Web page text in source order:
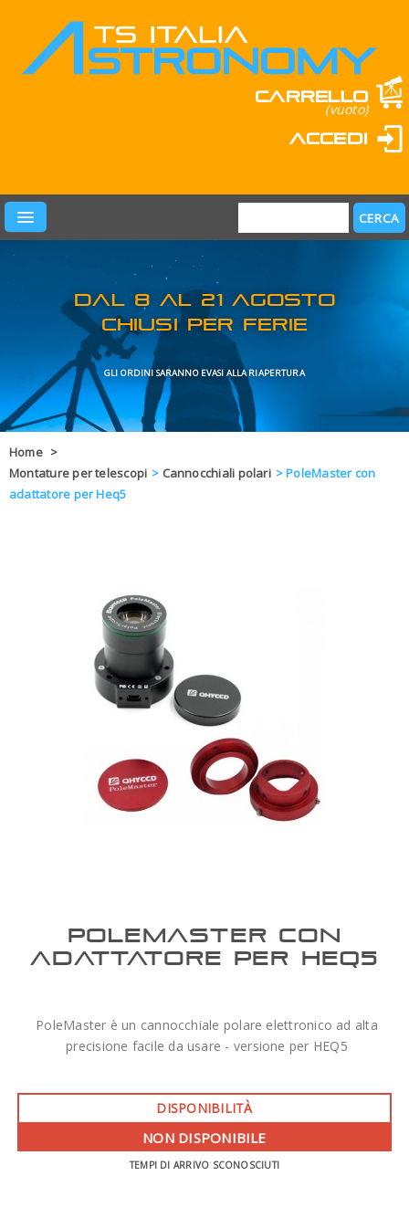
Carrello
(vuoto)
Accedi
PRODOTTI
LEARN & FUN
MARCHI
OFFERTE
BLOG
DAL 8 AL 21
Home >
Montature per telescopi > Cannocchiali polari >PoleMaster con
adattatore per Heq5
POLEMASTER CON
ADATTATORE PER HEQ5
PoleMaster è un cannocchiale polare elettronico ad alta
precisione facile da usare - versione per HEQ5
DISPONIBILITÀ
NON DISPONIBILE
TEMPI DI ARRIVO SCONOSCIUTI